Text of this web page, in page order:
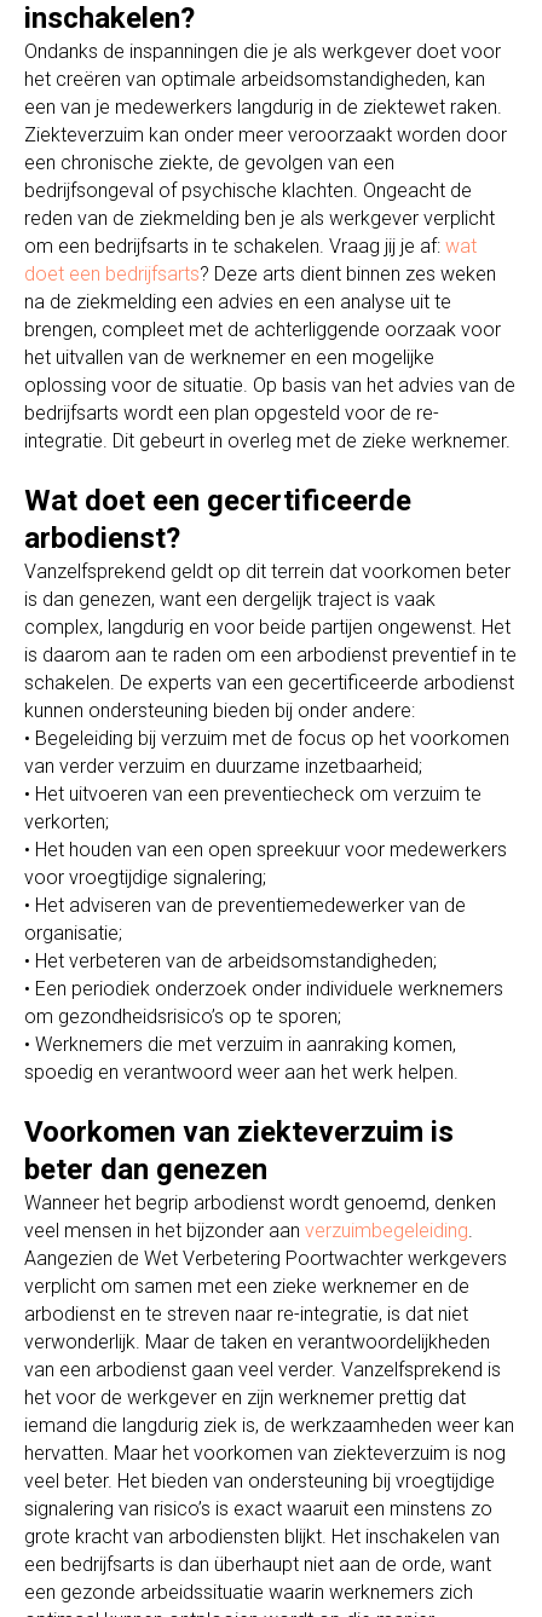
inschakelen?
Ondanks de inspanningen die je als werkgever doet voor
het creëren van optimale arbeidsomstandigheden, kan
een van je medewerkers langdurig in de ziektewet raken.
Ziekteverzuim kan onder meer veroorzaakt worden door
een chronische ziekte, de gevolgen van een
bedrijfsongeval of psychische klachten. Ongeacht de
reden van de ziekmelding ben je als werkgever verplicht
om een bedrijfsarts in te schakelen. Vraag jij je af: wat
doet een bedrijfsarts? Deze arts dient binnen zes weken
na de ziekmelding een advies en een analyse uit te
brengen, compleet met de achterliggende oorzaak voor
het uitvallen van de werknemer en een mogelijke
oplossing voor de situatie. Op basis van het advies van de
bedrijfsarts wordt een plan opgesteld voor de re-
integratie. Dit gebeurt in overleg met de zieke werknemer.
Wat doet een gecertificeerde
arbodienst?
Vanzelfsprekend geldt op dit terrein dat voorkomen beter
is dan genezen, want een dergelijk traject is vaak
complex, langdurig en voor beide partijen ongewenst. Het
is daarom aan te raden om een arbodienst preventief in te
schakelen. De experts van een gecertificeerde arbodienst
kunnen ondersteuning bieden bij onder andere:
• Begeleiding bij verzuim met de focus op het voorkomen
van verder verzuim en duurzame inzetbaarheid;
• Het uitvoeren van een preventiecheck om verzuim te
verkorten;
• Het houden van een open spreekuur voor medewerkers
voor vroegtijdige signalering;
• Het adviseren van de preventiemedewerker van de
organisatie;
• Het verbeteren van de arbeidsomstandigheden;
• Een periodiek onderzoek onder individuele werknemers
om gezondheidsrisico’s op te sporen;
• Werknemers die met verzuim in aanraking komen,
spoedig en verantwoord weer aan het werk helpen.
Voorkomen van ziekteverzuim is
beter dan genezen
Wanneer het begrip arbodienst wordt genoemd, denken
veel mensen in het bijzonder aan verzuimbegeleiding.
Aangezien de Wet Verbetering Poortwachter werkgevers
verplicht om samen met een zieke werknemer en de
arbodienst en te streven naar re-integratie, is dat niet
verwonderlijk. Maar de taken en verantwoordelijkheden
van een arbodienst gaan veel verder. Vanzelfsprekend is
het voor de werkgever en zijn werknemer prettig dat
iemand die langdurig ziek is, de werkzaamheden weer kan
hervatten. Maar het voorkomen van ziekteverzuim is nog
veel beter. Het bieden van ondersteuning bij vroegtijdige
signalering van risico’s is exact waaruit een minstens zo
grote kracht van arbodiensten blijkt. Het inschakelen van
een bedrijfsarts is dan überhaupt niet aan de orde, want
een gezonde arbeidssituatie waarin werknemers zich